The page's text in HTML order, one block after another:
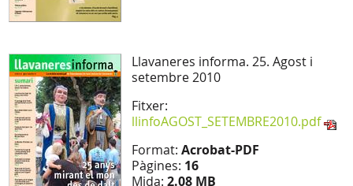
Llavaneres informa. 25. Agost i
setembre 2010
Fitxer:
llinfoAGOST_SETEMBRE2010.pdf
Format: Acrobat-PDF
Pàgines: 16
Mida: 2.08 MB